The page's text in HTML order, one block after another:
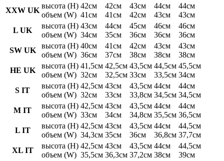
XXW UK
высота (H)
объем (W)
42см
41см
42см
41см
43см
42см
44см
43см
44см
43см
L UK
высота (H)
объем (W)
43см
34см
44см
35см
45см
36см
46см
36см
46см
36см
SW UK
высота (H)
объем (W)
40см
36см
41см
37см
42см
38см
43см
38см
43см
38см
HE UK
высота (H)
объем (W)
41,5см
32см
42,5см
32,5см
43,5см
33см
44,5см
33,5см
45,5см
34см
S IT
высота (H)
объем (W)
42,5см
32см
43см
33см
43,5см
33,8см
44см
34,5см
44см
34,5см
M IT
высота (H)
объем (W)
42,5см
33см
43см
34см
43,5см
34,8см
44см
35,5см
44см
36,5см
L IT
высота (H)
объем (W)
42,5см
34,3см
43см
35см
43,5см
36см
44см
36,8см
44,5см
37,7см
XL IT
высота (H)
объем (W)
42,5см
35,5см
43см
36,3см
43,5см
37,2см
44см
38см
44,5см
39см